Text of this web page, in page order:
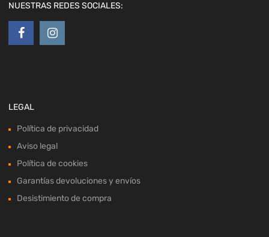
NUESTRAS REDES SOCIALES:
LEGAL
Política de privacidad
Aviso legal
Política de cookies
Garantías devoluciones y envíos
Desistimiento de compra